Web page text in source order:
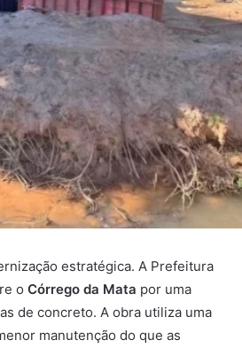
estratégica. A Prefeitura
o Córrego da Mata por uma
de concreto. A obra utiliza uma
manutenção do que as